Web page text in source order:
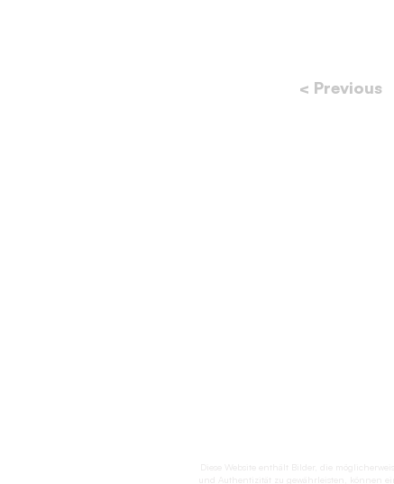
< Previous
Diese Website enthält Bilder, die
und Authentizität zu gewährleisten, können